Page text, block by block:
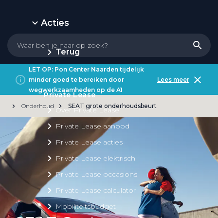
Acties
Terug
Private Lease
Over Private Lease
Private Lease aanbod
Private Lease acties
Private Lease elektrisch
Private Lease occasions
Private Lease calculator
Mobiliteitsbudget
LET OP: Pon Center Naarden tijdelijk
minder goed te bereiken door
wegwerkzaamheden op de A1
Lees meer
Onderhoud SEAT grote onderhoudsbeurt